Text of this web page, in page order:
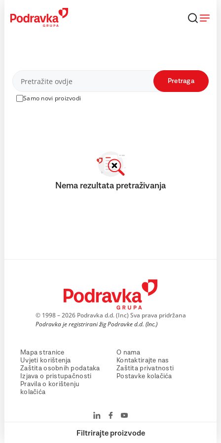
content
Proizvodi
Samo novi proizvodi
Pretraga
Filtrirajte proizvode
Nema rezultata pretraživanja
© 1998 – 2026 Podravka d.d. (Inc) Sva prava pridržana
Podravka je registrirani žig Podravke d.d. (Inc.)
Mapa stranice
Uvjeti korištenja
Zaštita osobnih podataka
Izjava o pristupačnosti
Pravila o korištenju
kolačića
O nama
Kontaktirajte nas
Zaštita privatnosti
Postavke kolačića